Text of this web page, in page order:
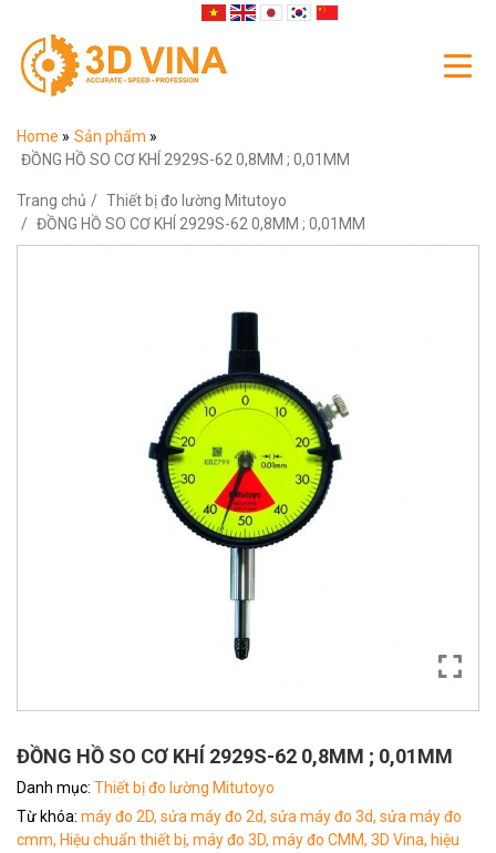
Home » Sản phẩm »
ĐỒNG HỒ SO CƠ KHÍ 2929S-62 0,8MM ; 0,01MM
Trang chủ
Thiết bị đo lường Mitutoyo
ĐỒNG HỒ SO CƠ KHÍ 2929S-62 0,8MM ; 0,01MM
ĐỒNG HỒ SO CƠ KHÍ 2929S-62 0,8MM ; 0,01MM
Danh mục: Thiết bị đo lường Mitutoyo
Từ khóa: máy đo 2D, sửa máy đo 2d, sửa máy đo 3d, sửa máy đo
cmm, Hiệu chuẩn thiết bị, máy đo 3D, máy đo CMM, 3D Vina, hiệu